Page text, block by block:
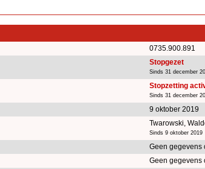
0735.900.891
Stopgezet
Sinds 31 december
Stopzetting
Sinds 31 december
9 oktober 2019
Twarowski,
Sinds 9 oktober 2019
Geen gegevens
Geen gegevens